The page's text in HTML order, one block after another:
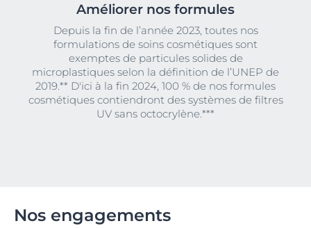
Améliorer nos formules
Depuis la fin de l’année 2023, toutes nos
formulations de soins cosmétiques sont
exemptes de particules solides de
microplastiques selon la définition de l’UNEP de
2019.** D'ici à la fin 2024, 100 % de nos formules
cosmétiques contiendront des systèmes de filtres
UV sans octocrylène.***
Nos engagements